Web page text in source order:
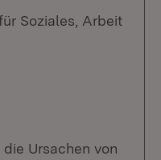
Soziales, Arbeit
Ursachen von